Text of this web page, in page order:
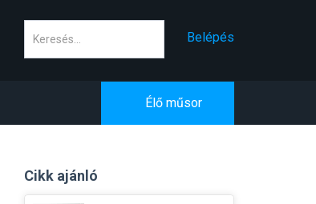
Belépés
Élő műsor
Cikk ajánló